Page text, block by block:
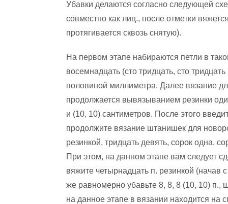
Убавки делаются согласно следующей
совместно как лиц., после отметки
протягивается сквозь снятую).
На первом этапе набираются петли в
восемнадцать (сто тридцать, сто
половиной миллиметра. Далее вязание
продолжается вывязыванием резинки
и (10, 10) сантиметров. После этого
продолжите вязание штанишек для
резинкой, тридцать девять, сорок одна,
При этом, на данном этапе вам следует
вяжите четырнадцать п. резинкой
же равномерно убавьте 8, 8, 8 (10, 10) п.,
на данное этапе в вязании находится на